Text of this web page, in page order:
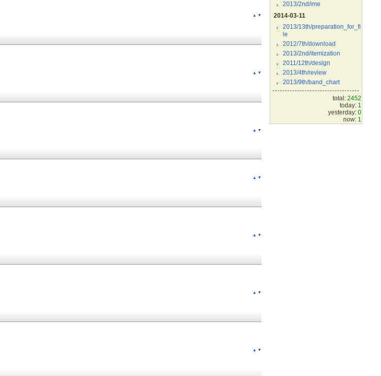
▲ ▼
▲ ▼
▲ ▼
▲ ▼
▲ ▼
▲ ▼
▲ ▼
2013/2nd/ime
2014-03-11
2013/13th/preparation_for_fi
le
2012/7th/download
2013/2nd/itemization
2011/12th/design
2013/4th/review
2013/9th/band_chart
total: 2452
today: 1
yesterday: 0
now: 1